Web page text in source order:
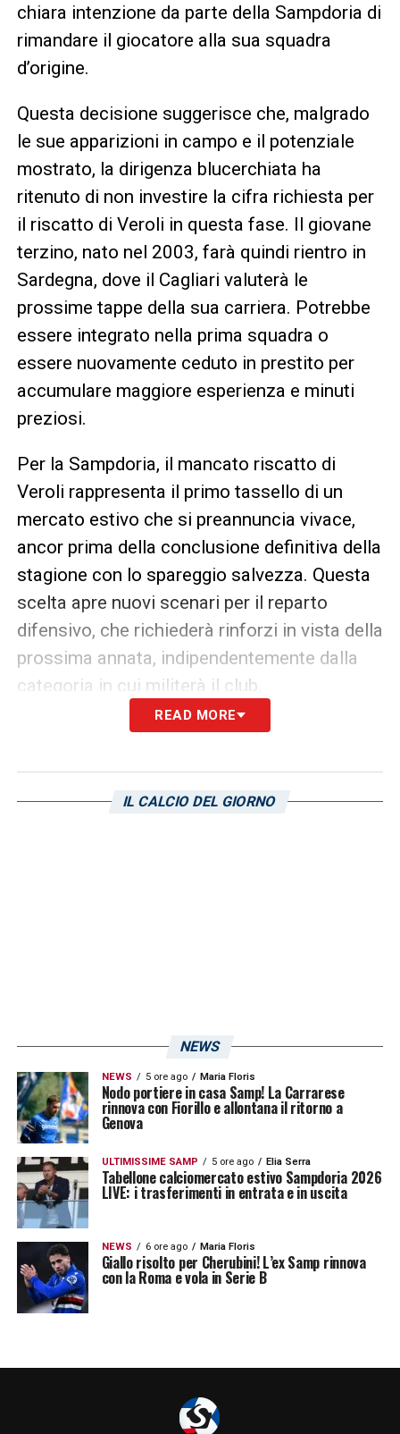
chiara intenzione da parte della Sampdoria di
rimandare il giocatore alla sua squadra
d’origine.
Questa decisione suggerisce che, malgrado
le sue apparizioni in campo e il potenziale
mostrato, la dirigenza blucerchiata ha
ritenuto di non investire la cifra richiesta per
il riscatto di Veroli in questa fase. Il giovane
terzino, nato nel 2003, farà quindi rientro in
Sardegna, dove il Cagliari valuterà le
prossime tappe della sua carriera. Potrebbe
essere integrato nella prima squadra o
essere nuovamente ceduto in prestito per
accumulare maggiore esperienza e minuti
preziosi.
Per la Sampdoria, il mancato riscatto di
Veroli rappresenta il primo tassello di un
mercato estivo che si preannuncia vivace,
ancor prima della conclusione definitiva della
stagione con lo spareggio salvezza. Questa
scelta apre nuovi scenari per il reparto
difensivo, che richiederà rinforzi in vista della
prossima annata, indipendentemente dalla
categoria in cui militerà il club.
READ MORE
IL CALCIO DEL GIORNO
NEWS
NEWS 5 ore ago Maria Floris
Nodo portiere in casa Samp! La Carrarese
rinnova con Fiorillo e allontana il ritorno a
Genova
ULTIMISSIME SAMP 5 ore ago Elia Serra
Tabellone calciomercato estivo Sampdoria 2026
LIVE: i trasferimenti in entrata e in uscita
NEWS 6 ore ago Maria Floris
Giallo risolto per Cherubini! L’ex Samp rinnova
con la Roma e vola in Serie B